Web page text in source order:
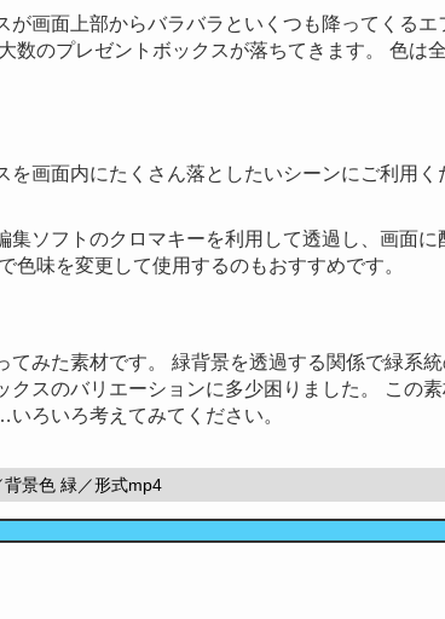
が画面上部からバラバラといくつも降ってくるエ
数のプレゼントボックスが落ちてきます。 色は
を画面内にたくさん落としたいシーンにご利用く
集ソフトのクロマキーを利用して透過し、画面に
色味を変更して使用するのもおすすめです。
てみた素材です。 緑背景を透過する関係で緑系
クスのバリエーションに多少困りました。 この
ろいろ考えてみてください。
景色 緑／形式mp4